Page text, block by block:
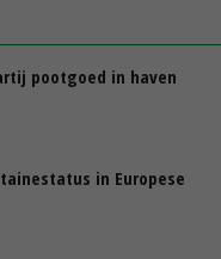
pootgoed in haven
in Europese